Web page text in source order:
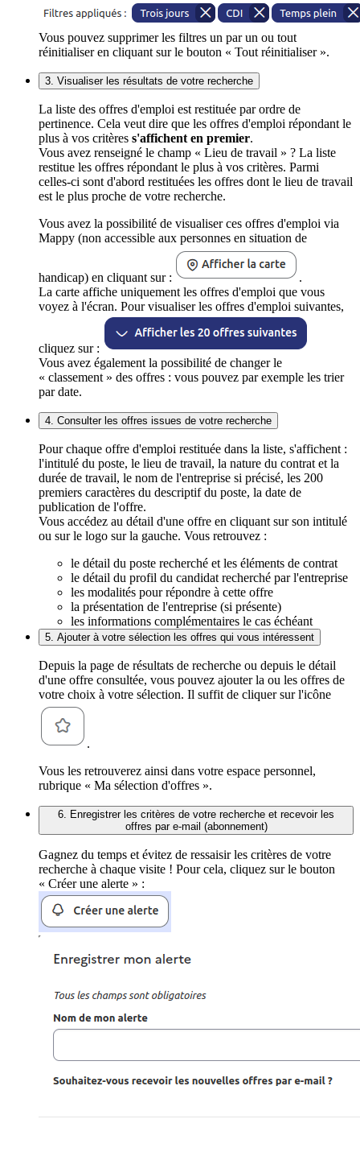
Vous pouvez supprimer les filtres un par un ou tout
réinitialiser en cliquant sur le bouton « Tout réinitialiser ».
3. Visualiser les résultats de votre recherche
La liste des offres d'emploi est restituée par ordre de
pertinence. Cela veut dire que les offres d'emploi répondant le
plus à vos critères s'affichent en premier.
Vous avez renseigné le champ « Lieu de travail » ? La liste
restitue les offres répondant le plus à vos critères. Parmi
celles-ci sont d'abord restituées les offres dont le lieu de travail
est le plus proche de votre recherche.
Vous avez la possibilité de visualiser ces offres d'emploi via
Mappy (non accessible aux personnes en situation de
handicap) en cliquant sur :
.
La carte affiche uniquement les offres d'emploi que vous
voyez à l'écran. Pour visualiser les offres d'emploi suivantes,
cliquez sur :
Vous avez également la possibilité de changer le
« classement » des offres : vous pouvez par exemple les trier
par date.
4. Consulter les offres issues de votre recherche
Pour chaque offre d'emploi restituée dans la liste, s'affichent :
l'intitulé du poste, le lieu de travail, la nature du contrat et la
durée de travail, le nom de l'entreprise si précisé, les 200
premiers caractères du descriptif du poste, la date de
publication de l'offre.
Vous accédez au détail d'une offre en cliquant sur son intitulé
ou sur le logo sur la gauche. Vous retrouvez :
le détail du poste recherché et les éléments de contrat
le détail du profil du candidat recherché par l'entreprise
les modalités pour répondre à cette offre
la présentation de l'entreprise (si présente)
les informations complémentaires le cas échéant
5. Ajouter à votre sélection les offres qui vous intéressent
Depuis la page de résultats de recherche ou depuis le détail
d'une offre consultée, vous pouvez ajouter la ou les offres de
votre choix à votre sélection. Il suffit de cliquer sur l'icône
.
Vous les retrouverez ainsi dans votre espace personnel,
rubrique « Ma sélection d'offres ».
6. Enregistrer les critères de votre recherche et recevoir les
offres par e-mail (abonnement)
Gagnez du temps et évitez de ressaisir les critères de votre
recherche à chaque visite ! Pour cela, cliquez sur le bouton
« Créer une alerte » :